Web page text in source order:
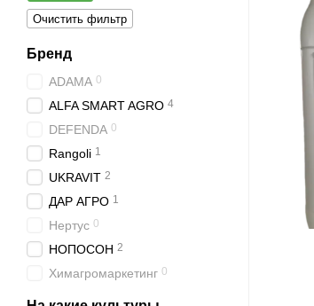
Очистить фильтр
Бренд
ADAMA 0
ALFA SMART AGRO 4
DEFENDA 0
Rangoli 1
UKRAVIT 2
ДАР АГРО 1
Нертус 0
НОПОСОН 2
Химагромаркетинг 0